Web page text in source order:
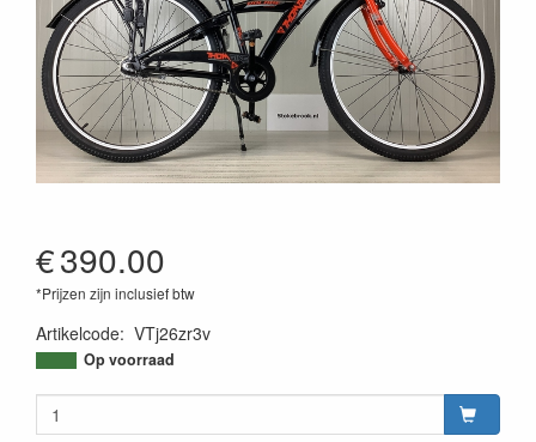
€390.00
*Prijzen zijn inclusief btw
Artikelcode: VTj26zr3v
Op voorraad